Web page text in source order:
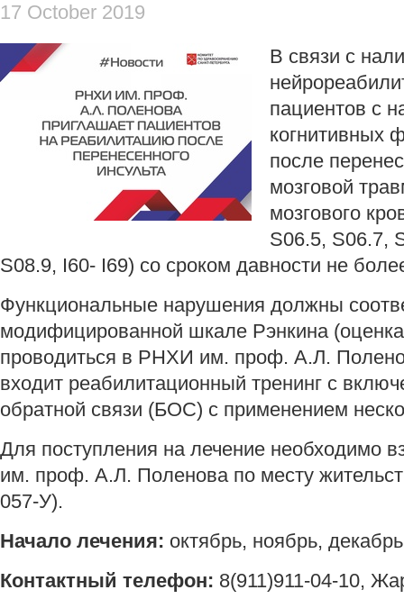
17 October 2019
В связи с
пациентов с
когнитивных
после
мозговой
мозгового
S06.5, S06.7,
S08.9, I60- I69) со сроком давности не
Функциональные нарушения должны
модифицированной шкале Рэнкина
проводиться в РНХИ им. проф. А.Л.
входит реабилитационный тренинг с
обратной связи (БОС) с применением
Для поступления на лечение необходимо
им. проф. А.Л. Поленова по месту
057-У).
Начало лечения: октябрь, ноябрь,
Контактный телефон: 8(911)911-04-10,